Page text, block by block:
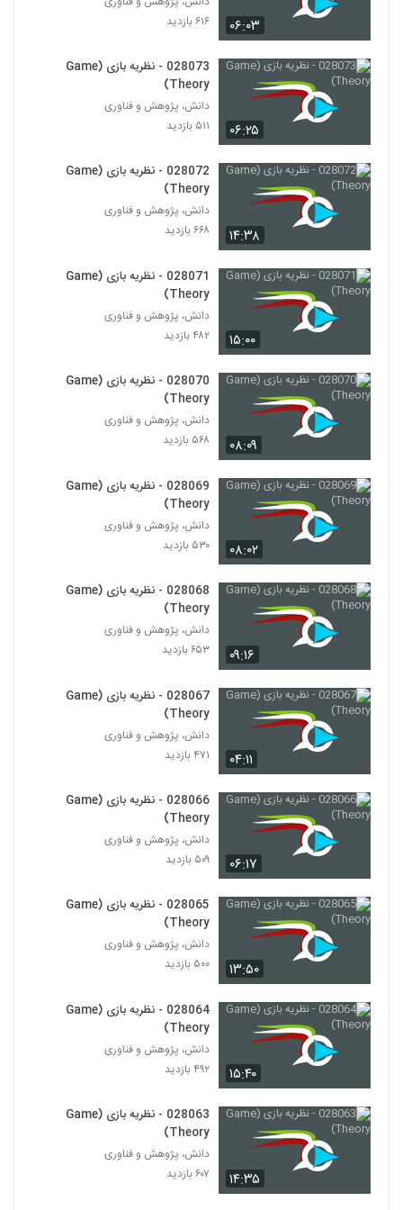
028039 - نظریه سیستم ها (Systems
Theory)
۴۲۷ بازدید
Theory)
41
Theory)
028042 - تجزیه و تحلیل پیچیدگی
(Complex Analytics)
۴۷۳ بازدید
028043 - تجزیه و تحلیل پیچیدگی
44
(Complex Analytics)
45
028045 - تجزیه و تحلیل پیچیدگی
(Complex Analytics)
028046 - تجزیه و تحلیل پیچیدگی
۴۵۸ بازدید
47
028047 - تجزیه و تحلیل پیچیدگی
(Complex Analytics)
028048 - تجزیه و تحلیل پیچیدگی
(Complex Analytics)
028049 - تجزیه و تحلیل پیچیدگی
۵۳۲ بازدید
50
028050 - تجزیه و تحلیل پیچیدگی
(Complex Analytics)
028051 - تجزیه و تحلیل پیچیدگی
(Complex Analytics)
۴۴۱ بازدید
028052 - تجزیه و تحلیل پیچیدگی
۴۲۸ بازدید
53
028053 - تجزیه و تحلیل پیچیدگی
028054 - تجزیه و تحلیل پیچیدگی
(Complex Analytics)
۴۴۴ بازدید
028055 - تجزیه و تحلیل پیچیدگی
(Complex Analytics)
۴۶۵ بازدید
۰۶:۰۳
۶۱۶ بازدید
۰۶:۲۵
028073 - نظریه بازی (Game
Theory)
دانش، پژوهش و فناوری
۵۱۱ بازدید
۱۴:۳۸
028072 - نظریه بازی (Game
Theory)
دانش، پژوهش و فناوری
۶۶۸ بازدید
۱۵:۰۰
028071 - نظریه بازی (Game
Theory)
دانش، پژوهش و فناوری
۴۸۲ بازدید
۰۸:۰۹
028070 - نظریه بازی (Game
Theory)
دانش، پژوهش و فناوری
۵۶۸ بازدید
۰۸:۰۲
028069 - نظریه بازی (Game
Theory)
دانش، پژوهش و فناوری
۵۳۰ بازدید
۰۹:۱۶
028068 - نظریه بازی (Game
Theory)
دانش، پژوهش و فناوری
۶۵۳ بازدید
۰۴:۱۱
028067 - نظریه بازی (Game
Theory)
دانش، پژوهش و فناوری
۴۷۱ بازدید
۰۶:۱۷
028066 - نظریه بازی (Game
Theory)
دانش، پژوهش و فناوری
۵۰۹ بازدید
۱۳:۵۰
028065 - نظریه بازی (Game
Theory)
دانش، پژوهش و فناوری
۵۰۰ بازدید
۱۵:۴۰
028064 - نظریه بازی (Game
Theory)
دانش، پژوهش و فناوری
۴۹۲ بازدید
۱۴:۳۵
028063 - نظریه بازی (Game
Theory)
دانش، پژوهش و فناوری
۶۰۷ بازدید